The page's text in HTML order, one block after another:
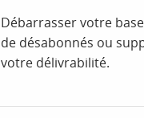
Débarrasser votre
de désabonnés ou
votre délivrabilité.